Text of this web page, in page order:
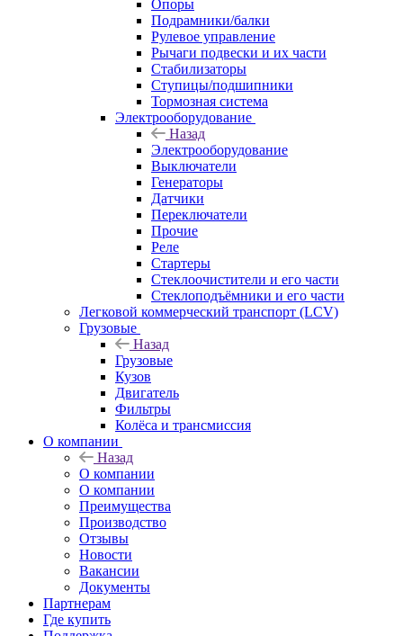
Опоры
Подрамники/балки
Рулевое управление
Рычаги подвески и их части
Стабилизаторы
Ступицы/подшипники
Тормозная система
Электрооборудование
Назад
Электрооборудование
Выключатели
Генераторы
Датчики
Переключатели
Прочие
Реле
Стартеры
Стеклоочистители и его части
Стеклоподъёмники и его части
Легковой коммерческий транспорт (LCV)
Грузовые
Назад
Грузовые
Кузов
Двигатель
Фильтры
Колёса и трансмиссия
О компании
Назад
О компании
О компании
Преимущества
Производство
Отзывы
Новости
Вакансии
Документы
Партнерам
Где купить